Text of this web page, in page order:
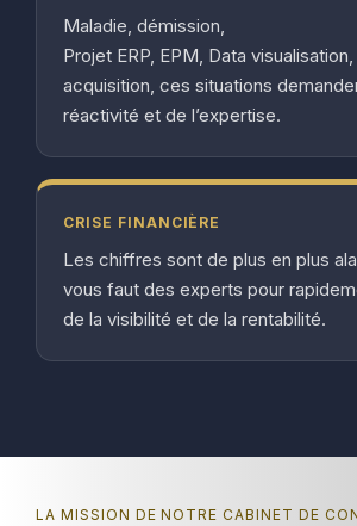
Maladie, démission,
Projet ERP, EPM, Data
acquisition, ces situations
réactivité et de l’expertise.
CRISE FINANCIÈRE
Les chiffres sont de plus en plus
vous faut des experts pour
de la visibilité et de la rentabilité.
LA MISSION DE NOTRE CABINET DE